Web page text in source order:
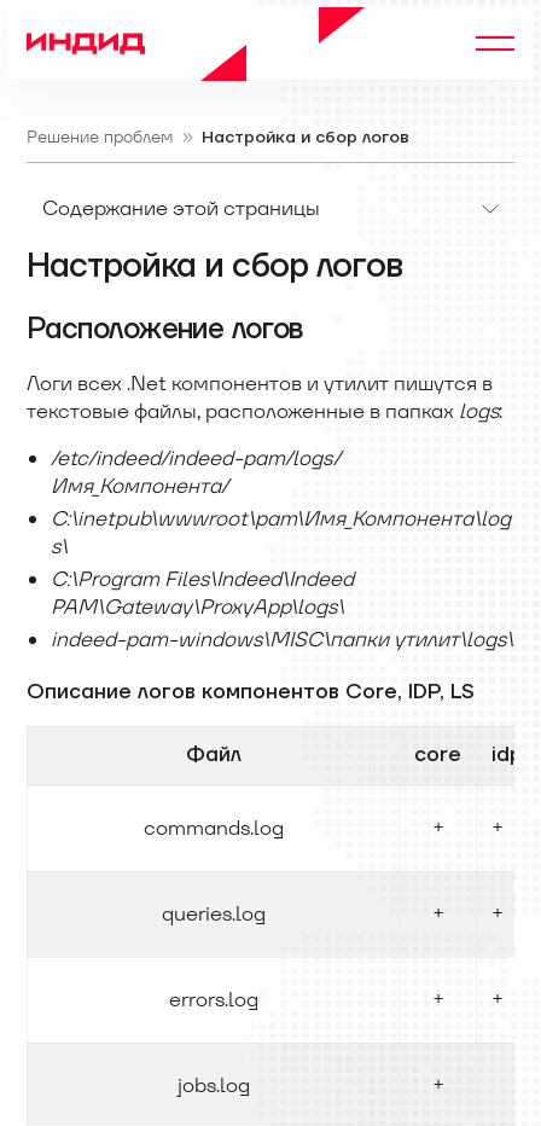
Решение проблем Настройка и сбор логов
Содержание этой страницы
Настройка и сбор логов
Расположение логов
Логи всех .Net компонентов и утилит пишутся в
текстовые файлы, расположенные в папках logs:
/etc/indeed/indeed-pam/logs/
Имя_Компонента/
C:\inetpub\wwwroot\pam\Имя_Компонента\log
s\
C:\Program Files\Indeed\Indeed
PAM\Gateway\ProxyApp\logs\
indeed-pam-windows\MISC\папки утилит\logs\
Описание логов компонентов Core, IDP, LS
Файл core idp
commands.log + +
queries.log + +
errors.log + +
jobs.log +